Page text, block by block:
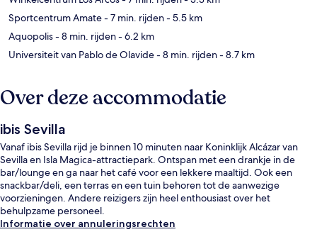
Sportcentrum Amate- 7 min. rijden- 5.5 km
Aquopolis- 8 min. rijden- 6.2 km
Universiteit van Pablo de Olavide- 8 min. rijden- 8.7 km
Over deze accommodatie
ibis Sevilla
Vanaf ibis Sevilla rijd je binnen 10 minuten naar Koninklijk Alcázar van
Sevilla en Isla Magica-attractiepark. Ontspan met een drankje in de
bar/lounge en ga naar het café voor een lekkere maaltijd. Ook een
snackbar/deli, een terras en een tuin behoren tot de aanwezige
voorzieningen. Andere reizigers zijn heel enthousiast over het
behulpzame personeel.
Informatie over annuleringsrechten